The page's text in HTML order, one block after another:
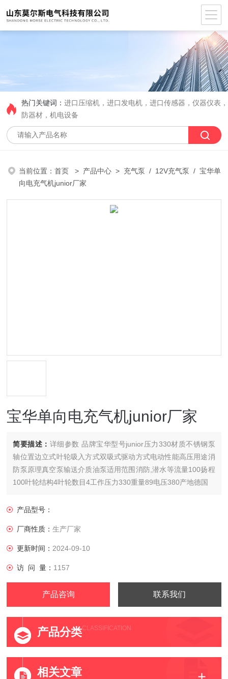
热门关键词：进口压缩机，进口发电机，进口传感器，仪器仪表
防器材，机电设备
当前位置：首页 > 产品中心 > 充气泵 / 12V充气泵 / 宝华单
向电充气机junior厂家
宝华单向电充气机junior厂家
简要描述： 详细参数 品牌宝华型号junior压力330材质不锈钢泵
轴位置边立式叶轮吸入方式双吸式驱动方式电动性能高压用途消
防泵原理真空泵输送介质油泵适用范围消防,潜水等流量100扬程
100叶轮结构4叶轮数目4工作压力330重量89电压380产地德国
产品型号：
厂商性质：生产厂家
更新时间： 2024-09-10
访 问 量： 1157
产品咨询 联系我们
产品分类CLASSIFICATION
相关文章